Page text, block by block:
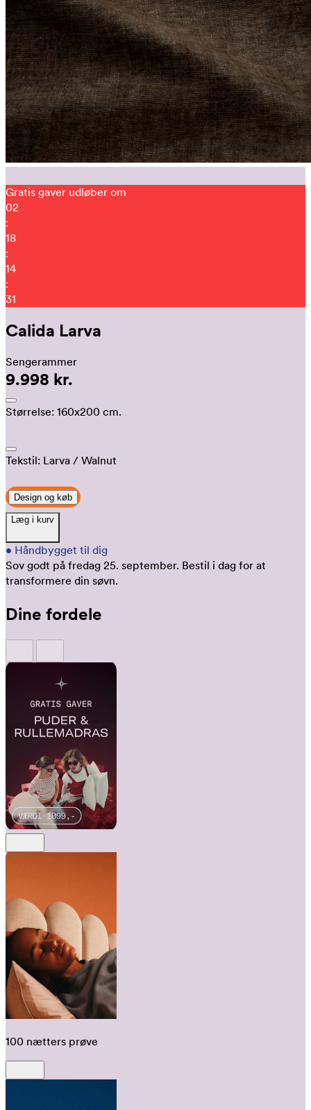
Gratis gaver udløber om
02
:
18
:
14
:
23
Calida Larva
Sengerammer
9.998 kr.
Størrelse: 160x200 cm.
Tekstil: Larva / Walnut
Design og køb
Læg i kurv
• Håndbygget til dig
Sov godt på fredag 25. september. Bestil i dag for at
transformere din søvn.
Dine fordele
100 nætters prøve